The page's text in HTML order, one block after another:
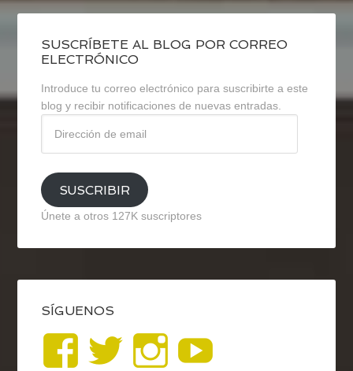
SUSCRÍBETE AL BLOG POR CORREO
ELECTRÓNICO
Introduce tu correo electrónico para suscribirte a este
blog y recibir notificaciones de nuevas entradas.
email
SUSCRIBIR
Únete a otros 127K suscriptores
SÍGUENOS
VerVerVer